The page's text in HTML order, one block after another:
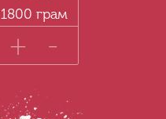
1800 грам
+ -